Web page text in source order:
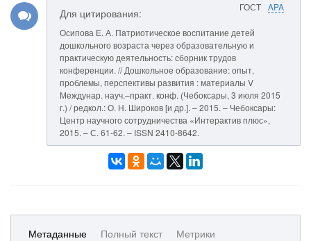
ГОСТ APA
Для цитирования:
Осипова Е. А. Патриотическое воспитание детей
дошкольного возраста через образовательную и
практическую деятельность: сборник трудов
конференции. // Дошкольное образование: опыт,
проблемы, перспективы развития : материалы V
Междунар. науч.–практ. конф. (Чебоксары, 3 июля 2015
г.) / редкол.: О. Н. Широков [и др.]. – 2015. – Чебоксары:
Центр научного сотрудничества «Интерактив плюс»,
2015. – С. 61-62. – ISSN 2410-8642.
Метаданные Полный текст Метрики